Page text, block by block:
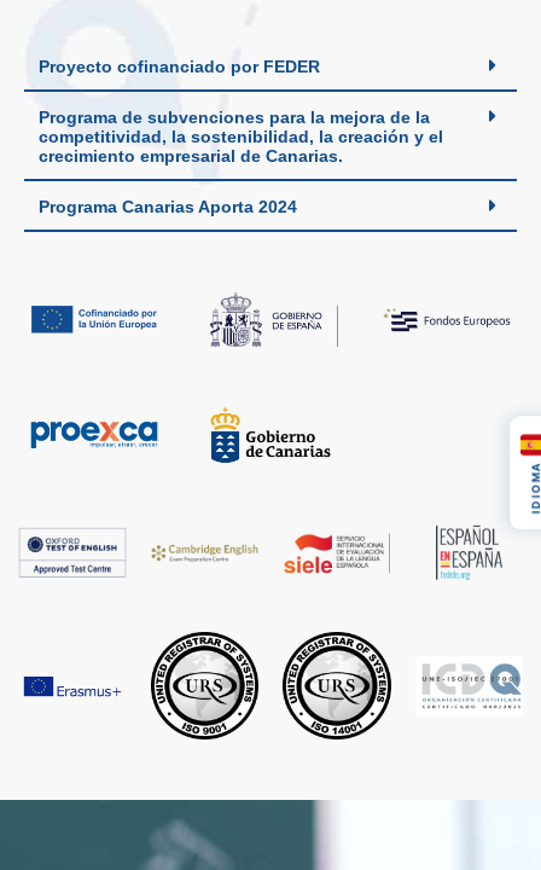
Proyecto cofinanciado por FEDER
Programa de subvenciones para la mejora de la
competitividad, la sostenibilidad, la creación y el
crecimiento empresarial de Canarias.
Programa Canarias Aporta 2024
IDIOMA